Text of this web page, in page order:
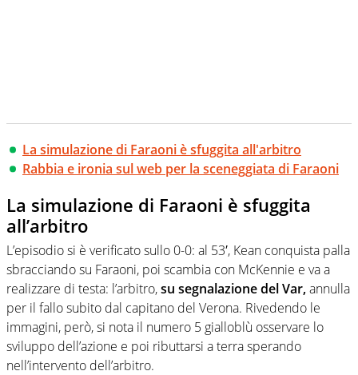
La simulazione di Faraoni è sfuggita all'arbitro
Rabbia e ironia sul web per la sceneggiata di Faraoni
La simulazione di Faraoni è sfuggita
all’arbitro
L’episodio si è verificato sullo 0-0: al 53′, Kean conquista palla
sbracciando su Faraoni, poi scambia con McKennie e va a
realizzare di testa: l’arbitro,su segnalazione del Var,annulla
per il fallo subito dal capitano del Verona. Rivedendo le
immagini, però, si nota il numero 5 gialloblù osservare lo
sviluppo dell’azione e poi ributtarsi a terra sperando
nell’intervento dell’arbitro.